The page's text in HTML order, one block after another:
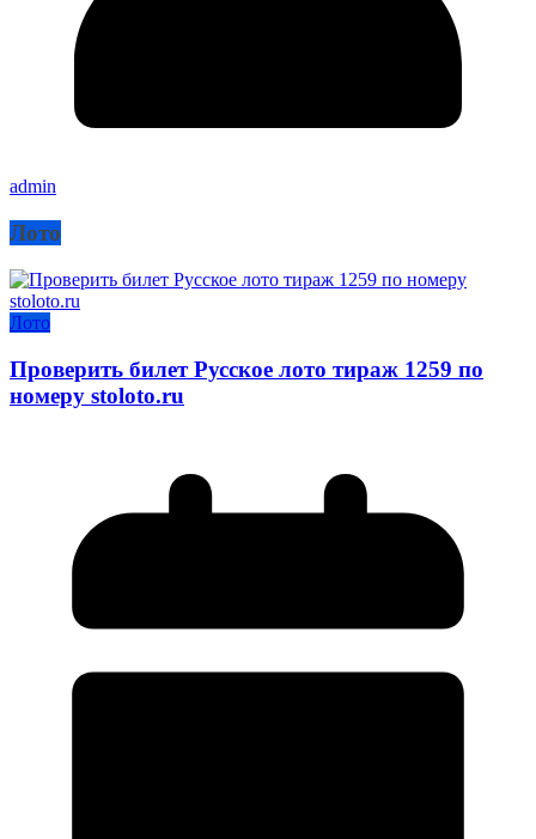
admin
Лото
Лото
Проверить билет Русское лото тираж 1259 по
номеру stoloto.ru